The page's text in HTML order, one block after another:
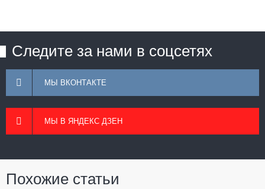
Следите за нами в соцсетях
МЫ ВКОНТАКТЕ
МЫ В ЯНДЕКС ДЗЕН
Похожие статьи